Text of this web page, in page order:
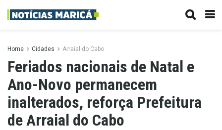
Home Cidades Arraial do Cabo
Feriados nacionais de Natal e
Ano-Novo permanecem
inalterados, reforça Prefeitura
de Arraial do Cabo